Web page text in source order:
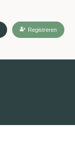
Registreren